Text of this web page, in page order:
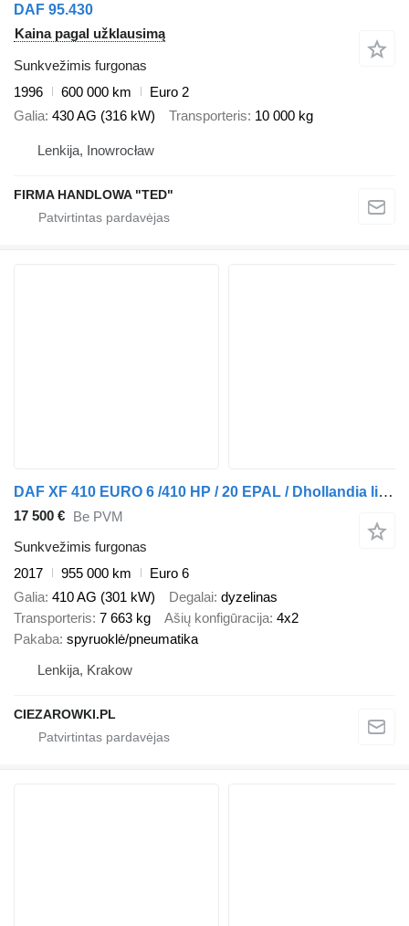
DAF 95.430
Kaina pagal užklausimą
Sunkvežimis furgonas
1996
600 000 km
Euro 2
Galia 430 AG (316 kW) Transporteris 10 000 kg
Lenkija, Inowrocław
FIRMA HANDLOWA "TED"
DAF XF 410 EURO 6 /410 HP / 20 EPAL / Dhollandia lift 1500 kg
17 500 € Be PVM
Sunkvežimis furgonas
2017
955 000 km
Euro 6
Galia 410 AG (301 kW) Degalai dyzelinas
Transporteris 7 663 kg Ašių konfigūracija 4x2
Pakaba spyruoklė/pneumatika
Lenkija, Krakow
CIEZAROWKI.PL